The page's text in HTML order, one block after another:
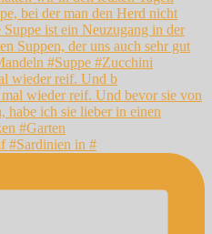
wieder reif. Und b
#Sardinien in #